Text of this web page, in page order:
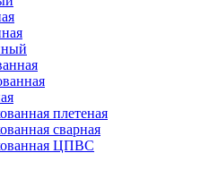
плетеная
сварная
ЦПВС